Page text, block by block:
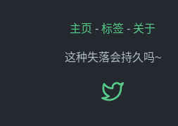
主页 - 标签 - 关于
这种失落会持久吗~